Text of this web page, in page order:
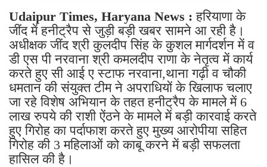
Udaipur Times, Haryana News :हरियाणा के
जींद में हनीट्रैप से जुड़ी बड़ी खबर सामने आ रही है।
अधीक्षक जींद श्री कुलदीप सिंह के कुशल मार्गदर्शन में व
डी एस पी नरवाना श्री कमलदीप राणा के नेतृत्व में कार्य
करते हुए सी आई ए स्टाफ नरवाना,थाना गढ़ी व चौकी
धमतान की संयुक्त टीम ने अपराधियों के खिलाफ चलाए
जा रहे विशेष अभियान के तहत हनीट्रैप के मामले में 6
लाख रुपये की राशी ऐंठने के मामले में बड़ी कारवाई करते
हुए गिरोह का पर्दाफाश करते हुए मुख्य आरोपीया सहित
गिरोह की 3 महिलाओं को काबू करने में बड़ी सफलता
हासिल की है।